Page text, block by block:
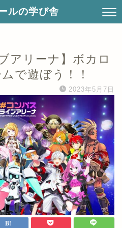
ルの学び舎
アリーナ】ボカロ
で遊ぼう！！
2023年5月7日